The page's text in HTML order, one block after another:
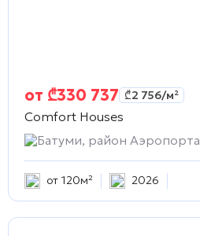
от ₾330 737 ₾2 756/м²
Comfort Houses
Батуми, район Аэропорта
от 120м² 2026